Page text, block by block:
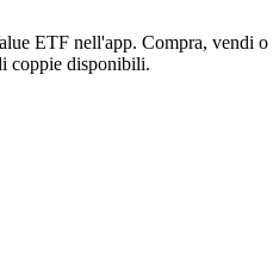
ETF nell'app. Compra, vendi o
coppie disponibili.